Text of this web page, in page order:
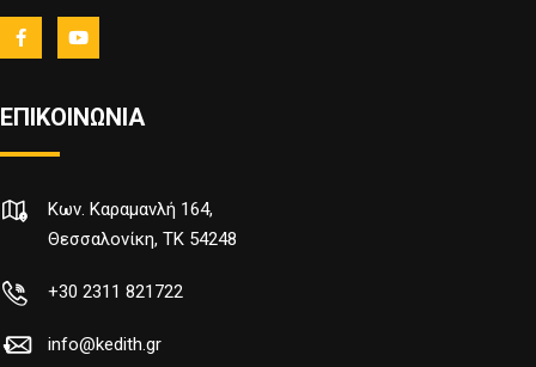
ΕΠΙΚΟΙΝΩΝΙΑ
Κων. Καραμανλή 164,
Θεσσαλονίκη, TK 54248
+30 2311 821722
info@kedith.gr